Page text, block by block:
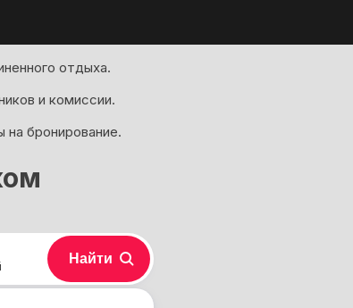
отдыха.
и комиссии.
бронирование.
Найти